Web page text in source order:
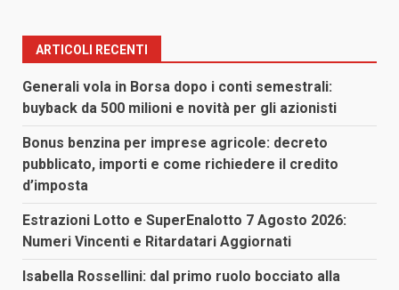
ARTICOLI RECENTI
Generali vola in Borsa dopo i conti semestrali:
buyback da 500 milioni e novità per gli azionisti
Bonus benzina per imprese agricole: decreto
pubblicato, importi e come richiedere il credito
d’imposta
Estrazioni Lotto e SuperEnalotto 7 Agosto 2026:
Numeri Vincenti e Ritardatari Aggiornati
Isabella Rossellini: dal primo ruolo bocciato alla